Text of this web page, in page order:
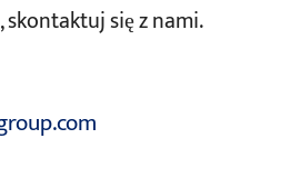
się z nami.